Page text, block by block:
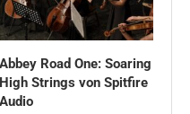
Abbey Road One: Soaring
High Strings von Spitfire
Audio